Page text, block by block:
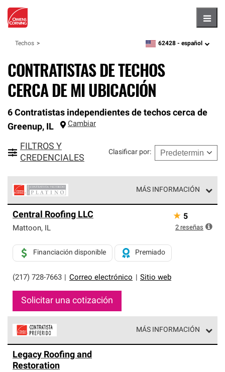
Techos zipcode,language
62428 - español
CONTRATISTAS DE TECHOS
CERCA DE MI UBICACIÓN
6 Contratistas independientes de techos cerca de
Greenup, IL Cambiar
FILTROS Y
CREDENCIALES
Clasificar por:
MÁS INFORMACIÓN
Corning constituyen el nivel superior de nuestra red
exclusiva y cumplen con estándares estrictos de
Solo ellos pueden ofrecer nuestra mejor garantía de
sistemas de techos.
Central Roofing LLC
Mattoon, IL
(217) 728-7663 Correo electrónico Sitio web
Financiación disponible Premiado
Solicitar una cotización
★ 5
2 reseñas
MÁS INFORMACIÓN
parte de una red exclusiva de profesionales de techos
que cumplen con altos estándares y requisitos estrictos
Legacy Roofing and
Restoration